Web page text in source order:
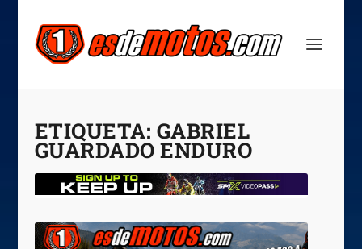
ETIQUETA: GABRIEL
GUARDADO ENDURO